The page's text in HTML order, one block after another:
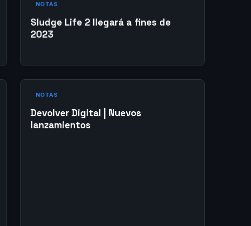
NOTAS
Sludge Life 2 llegará a fines de
2023
NOTAS
Devolver Digital | Nuevos
lanzamientos